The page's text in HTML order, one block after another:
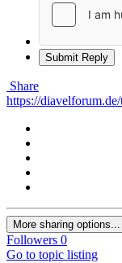
Submit Reply
Share
https://
More sharing options...
Followers 0
Go to topic listing